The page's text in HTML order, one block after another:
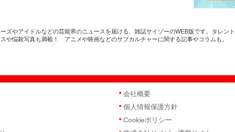
ズやアイドルなどの芸能界のニュースを届ける、雑誌サイゾーのWEB版です。タレン
や悩殺写真も満載！ アニメや映画などのサブカルチャーに関する記事やコラムも。
会社概要
個人情報保護方針
Cookieポリシー